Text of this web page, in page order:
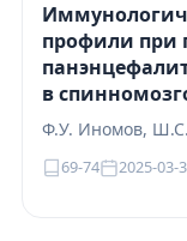
профили при
в
Ф.У. Иномов,
69-74 2025-03-